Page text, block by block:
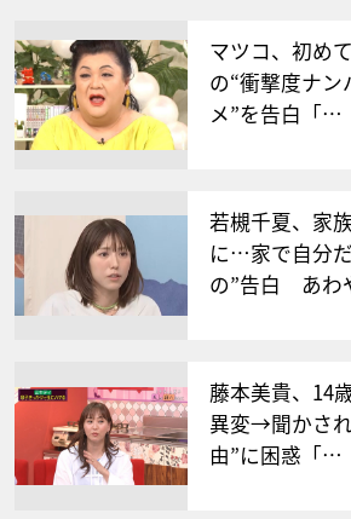
マツコ、初め
の“衝撃度ナン
メ”を告白「…
若槻千夏、家
に…家で自分
の”告白 あわ
藤本美貴、14
異変→聞かさ
由”に困惑「…